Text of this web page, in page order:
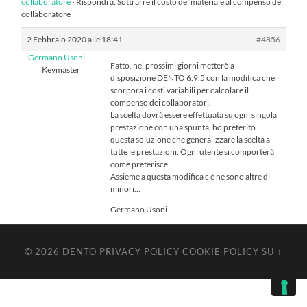
collaboratore
2 Febbraio 2020 alle 18:41
#4856
Germano Usoni
Keymaster
Fatto, nei prossimi giorni metterò a
disposizione DENTO 6.9.5 con la modifica che
scorpora i costi variabili per calcolare il
compenso dei collaboratori.
La scelta dovrà essere effettuata su ogni singola
prestazione con una spunta, ho preferito
questa soluzione che generalizzare la scelta a
tutte le prestazioni. Ogni utente si comporterà
come preferisce.
Assieme a questa modifica c’è ne sono altre di
minori…
Germano Usoni
© 2026 DENTO PRIVACY POLICY COOKIE POLICY SU ↑